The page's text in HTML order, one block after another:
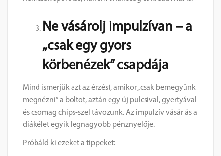
Ne vásárolj impulzívan – a
„csak egy gyors
körbenézek” csapdája
Mind ismerjük azt az érzést, amikor „csak bemegyünk
megnézni” a boltot, aztán egy új pulcsival, gyertyával
és csomag chips-szel távozunk. Az impulzív vásárlás a
diákélet egyik legnagyobb pénznyelője.
Próbáld ki ezeket a tippeket: